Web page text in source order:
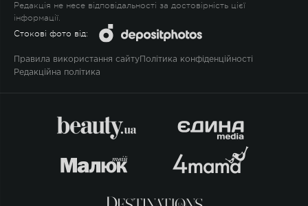
Редакція не несе відповідальності за достовірність цієї
інформації.
Стокові фото від:
Правила використання сайту Політика конфіденційності
Редакційна політика